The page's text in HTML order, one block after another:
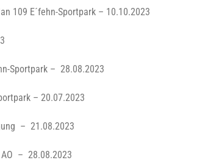
109 E´fehn-Sportpark – 10.10.2023
Sportpark – 28.08.2023
– 20.07.2023
– 21.08.2023
AO – 28.08.2023